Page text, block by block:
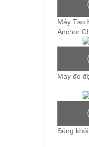
Máy Tạo
Anchor
Máy đo
Súng